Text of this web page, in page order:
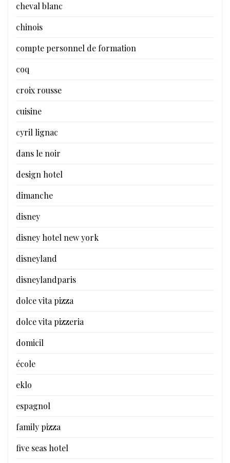
cheval blanc
chinois
compte personnel de formation
coq
croix rousse
cuisine
cyril lignac
dans le noir
design hotel
dimanche
disney
disney hotel new york
disneyland
disneylandparis
dolce vita pizza
dolce vita pizzeria
domicil
école
eklo
espagnol
family pizza
five seas hotel